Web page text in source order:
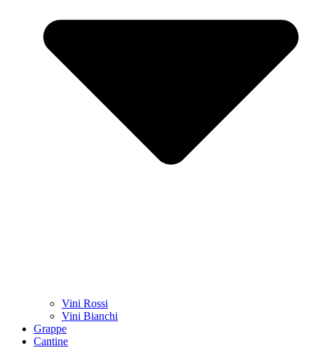
Vini Rossi
Vini Bianchi
Grappe
Cantine